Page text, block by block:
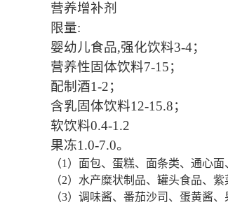
营养增补剂
限量:
婴幼儿食品,强化饮料3-4；
营养性固体饮料7-15；
配制酒1-2；
含乳固体饮料12-15.8；
软饮料0.4-1.2
果冻1.0-7.0。
（1）面包、蛋糕、面条类、通心
（2）水产糜状制品、罐头食品、
（3）调味酱、番茄沙司、蛋黄酱